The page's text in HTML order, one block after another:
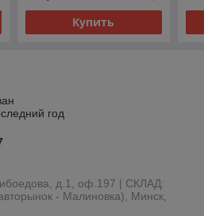
Купить
год
д.1, оф.197 | СКЛАД:
- Малиновка), Минск,